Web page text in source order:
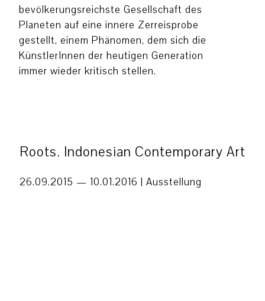
bevölkerungsreichste Gesellschaft des
Planeten auf eine innere Zerreisprobe
gestellt, einem Phänomen, dem sich die
KünstlerInnen der heutigen Generation
immer wieder kritisch stellen.
Roots. Indonesian Contemporary Art
26.09.2015 — 10.01.2016 | Ausstellung